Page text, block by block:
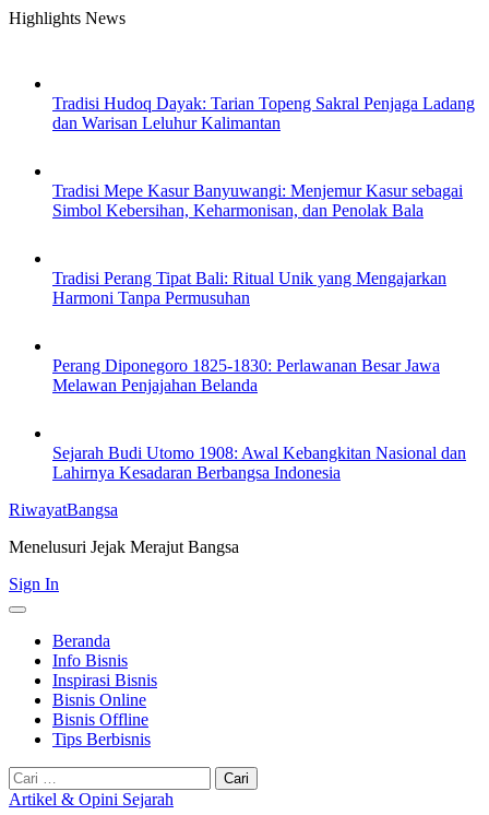
Skip
Highlights News
Tradisi Hudoq Dayak: Tarian Topeng Sakral Penjaga Ladang
dan Warisan Leluhur Kalimantan
Tradisi Mepe Kasur Banyuwangi: Menjemur Kasur sebagai
Simbol Kebersihan, Keharmonisan, dan Penolak Bala
Tradisi Perang Tipat Bali: Ritual Unik yang Mengajarkan
Harmoni Tanpa Permusuhan
Perang Diponegoro 1825-1830: Perlawanan Besar Jawa
Melawan Penjajahan Belanda
Sejarah Budi Utomo 1908: Awal Kebangkitan Nasional dan
Lahirnya Kesadaran Berbangsa Indonesia
RiwayatBangsa
Menelusuri Jejak Merajut Bangsa
Sign In
Beranda
Info Bisnis
Inspirasi Bisnis
Bisnis Online
Bisnis Offline
Tips Berbisnis
Cari
untuk:
Artikel & Opini Sejarah